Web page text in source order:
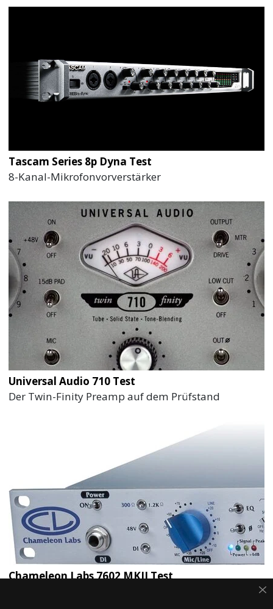
Tascam Series 8p Dyna Test
8-Kanal-Mikrofonvorverstärker
Universal Audio 710 Test
Der Twin-Finity Preamp auf dem Prüfstand
Chameleon Labs 7602 MKII Test